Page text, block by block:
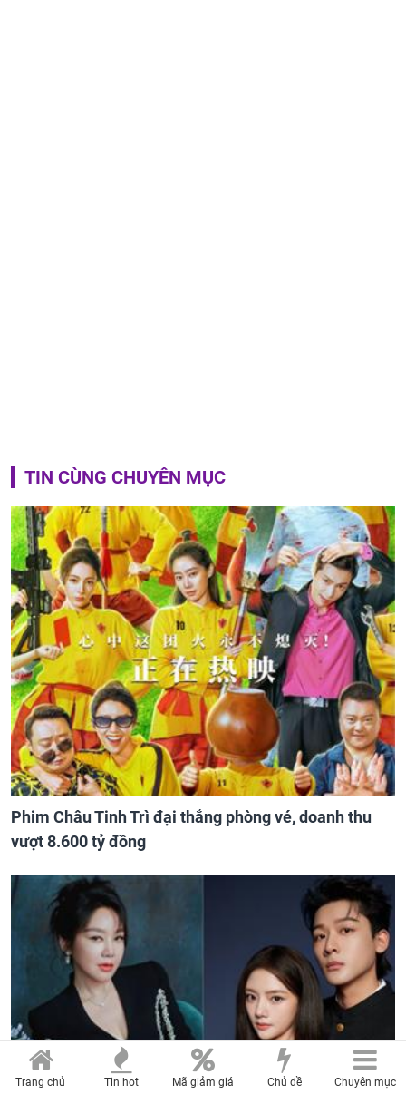
TIN CÙNG CHUYÊN MỤC
Phim Châu Tinh Trì đại thắng phòng vé, doanh thu
vượt 8.600 tỷ đồng
Trang chủ Tin hot Mã giảm giá Chủ đề Chuyên mục